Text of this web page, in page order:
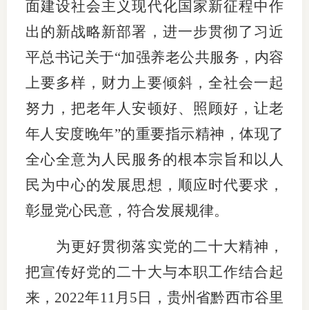
期货公
行业党
国际期
会员大
会员动
文化建
境内外
面建设社会主义现代化国家新征程中作
出的新战略新部署，进一步贯彻了习近
平总书记关于“加强养老公共服务，内容
上要多样，财力上要倾斜，全社会一起
努力，把老年人安顿好、照顾好，让老
年人安度晚年”的重要指示精神，体现了
全心全意为人民服务的根本宗旨和以人
民为中心的发展思想，顺应时代要求，
彰显党心民意，符合发展规律。
为更好贯彻落实党的二十大精神，
把宣传好党的二十大与本职工作结合起
来，2022年11月5日，贵州省黔西市谷里